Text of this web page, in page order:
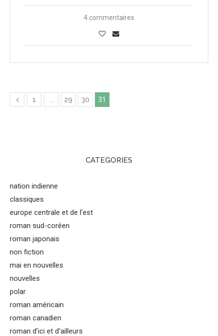
4 commentaires
1 29 30 31
CATEGORIES
nation indienne
classiques
europe centrale et de l’est
roman sud-coréen
roman japonais
non fiction
mai en nouvelles
nouvelles
polar
roman américain
roman canadien
roman d’ici et d’ailleurs